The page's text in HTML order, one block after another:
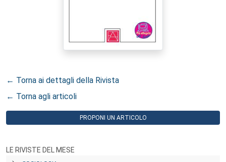
← Torna ai dettagli della Rivista
← Torna agli articoli
PROPONI UN ARTICOLO
LE RIVISTE DEL MESE